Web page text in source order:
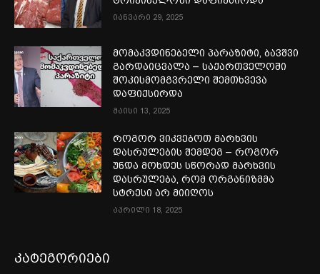
იანვარი 29, 2025
მომაკვდინებელი პარაზიტი, ბავშვი
გარდაიცვალა – საქართველოში
შოკისმომგვრელი შემთხვევა
დაფიქსირდა
მაისი 13, 2025
როგორ ვიკვებოთ მარხვის
დასრულების შემდეგ – როგორ
უნდა მოხდეს სწორად მარხვის
დასრულება, რომ ორგანიზმმა
სტრესი არ მიიღოს
აპრილი 18, 2025
კატეგორიები